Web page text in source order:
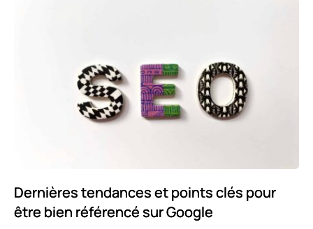
Dernières tendances et points clés pour
être bien référencé sur Google